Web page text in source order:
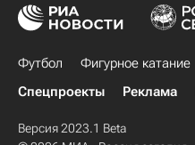
Футбол Фигурное катание
Спецпроекты
Реклама
Версия 2023.1 Beta